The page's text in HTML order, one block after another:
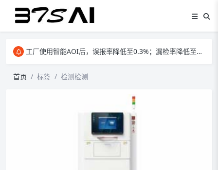
工厂使用智能AOI后，误报率降低至0.3%；漏检率降低至0%；人工成本降低2/3
智能AOI,通过AI算法，实现智能编程，大大提高AOI工位效率
首页 标签 检测检测